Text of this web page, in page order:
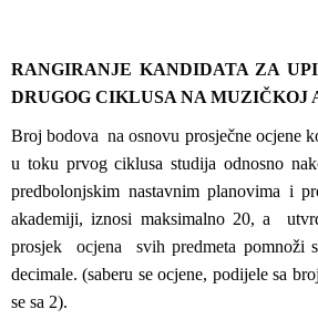
RANGIRANJE KANDIDATA ZA
DRUGOG CIKLUSA NA MUZIČKOJ
Broj bodova na osnovu prosječne ocjene
u toku prvog ciklusa studija odnosno
predbolonjskim nastavnim planovima i
akademiji, iznosi maksimalno 20, a
prosjek ocjena svih predmeta pomnoži
decimale. (saberu se ocjene, podijele sa
se sa 2).